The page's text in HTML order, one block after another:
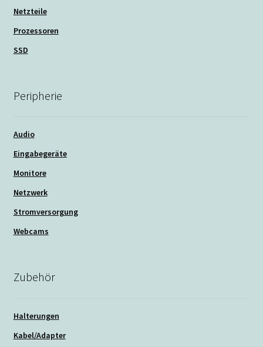
Netzteile
Prozessoren
SSD
Peripherie
Audio
Eingabegeräte
Monitore
Netzwerk
Stromversorgung
Webcams
Zubehör
Halterungen
Kabel/Adapter